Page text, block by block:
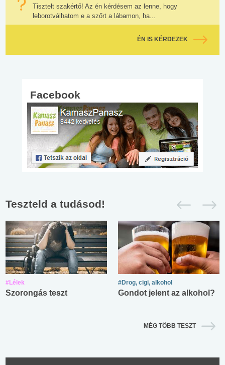
Tisztelt szakértő! Az én kérdésem az lenne, hogy
leborotválhatom e a szőrt a lábamon, ha...
ÉN IS KÉRDEZEK
Facebook
Teszteld a tudásod!
#Lélek
Szorongás teszt
#Drog, cigi, alkohol
Gondot jelent az alkohol?
MÉG TÖBB TESZT